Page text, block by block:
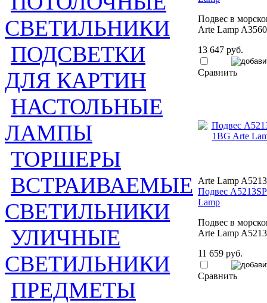
СВЕТИЛЬНИКИ
ПОДСВЕТКИ
ДЛЯ КАРТИН
НАСТОЛЬНЫЕ
ЛАМПЫ
ТОРШЕРЫ
ВСТРАИВАЕМЫЕ
СВЕТИЛЬНИКИ
УЛИЧНЫЕ
СВЕТИЛЬНИКИ
ПРЕДМЕТЫ
Подвес в
Arte Lamp
13 647 руб.
Сравнить
Arte Lamp
Подвес
Lamp
Подвес в
Arte Lamp
11 659 руб.
Сравнить